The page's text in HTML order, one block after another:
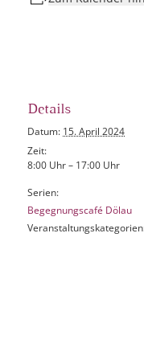
Details
Datum: 15. April 2024
Zeit:
8:00 Uhr – 17:00 Uhr
Serien:
Begegnungscafé Dölau